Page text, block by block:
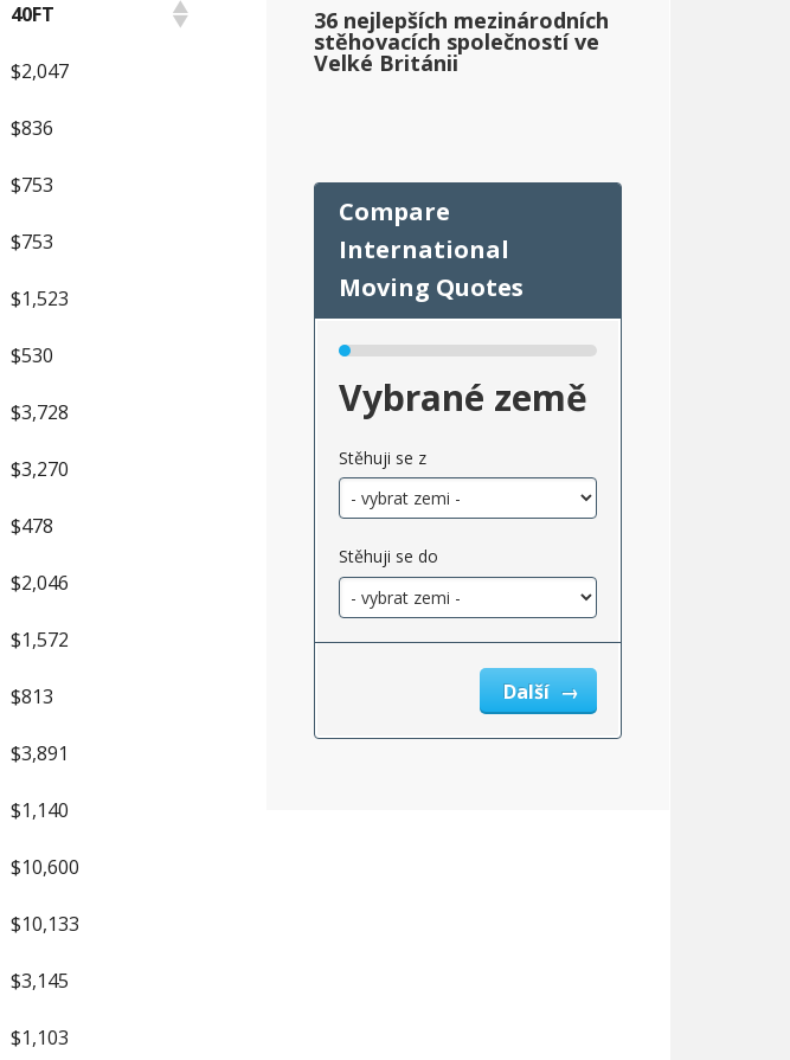
40FT
40FT
$2,047
$836
$753
$753
$1,523
$530
$3,728
$3,270
$478
$2,046
$1,572
$813
$3,891
$1,140
$10,600
$10,133
$3,145
$1,103
36 nejlepších mezinárodních
stěhovacích společností ve
Velké Británii
Vybrané země
Stěhuji se z
Stěhuji se do
Další